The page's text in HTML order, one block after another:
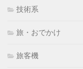
技術系
旅・おでかけ
旅客機